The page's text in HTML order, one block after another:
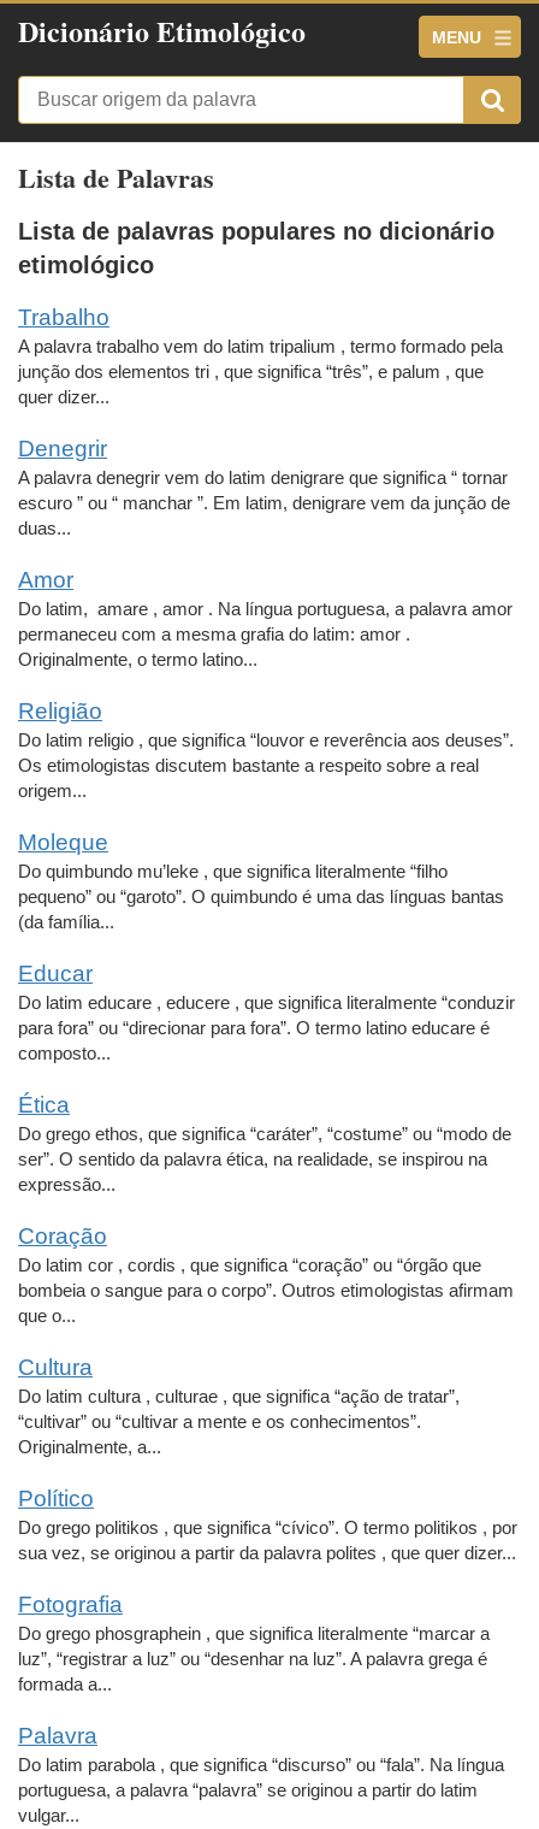
Dicionário Etimológico MENU
Lista de Palavras
Lista de palavras populares no dicionário
etimológico
Trabalho
A palavra trabalho vem do latim tripalium , termo formado pela
junção dos elementos tri , que significa “três”, e palum , que
quer dizer...
Denegrir
A palavra denegrir vem do latim denigrare que significa “ tornar
escuro ” ou “ manchar ”. Em latim, denigrare vem da junção de
duas...
Amor
Do latim, amare , amor . Na língua portuguesa, a palavra amor
permaneceu com a mesma grafia do latim: amor .
Originalmente, o termo latino...
Religião
Do latim religio , que significa “louvor e reverência aos deuses”.
Os etimologistas discutem bastante a respeito sobre a real
origem...
Moleque
Do quimbundo mu’leke , que significa literalmente “filho
pequeno” ou “garoto”. O quimbundo é uma das línguas bantas
(da família...
Educar
Do latim educare , educere , que significa literalmente “conduzir
para fora” ou “direcionar para fora”. O termo latino educare é
composto...
Ética
Do grego ethos, que significa “caráter”, “costume” ou “modo de
ser”. O sentido da palavra ética, na realidade, se inspirou na
expressão...
Coração
Do latim cor , cordis , que significa “coração” ou “órgão que
bombeia o sangue para o corpo”. Outros etimologistas afirmam
que o...
Cultura
Do latim cultura , culturae , que significa “ação de tratar”,
“cultivar” ou “cultivar a mente e os conhecimentos”.
Originalmente, a...
Político
Do grego politikos , que significa “cívico”. O termo politikos , por
sua vez, se originou a partir da palavra polites , que quer dizer...
Fotografia
Do grego phosgraphein , que significa literalmente “marcar a
luz”, “registrar a luz” ou “desenhar na luz”. A palavra grega é
formada a...
Palavra
Do latim parabola , que significa “discurso” ou “fala”. Na língua
portuguesa, a palavra “palavra” se originou a partir do latim
vulgar...